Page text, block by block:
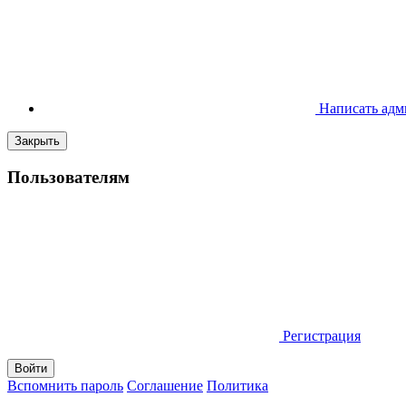
Написать
Закрыть
Пользователям
Регистрация
Вспомнить пароль Соглашение Политика